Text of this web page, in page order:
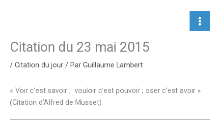
Citation du 23 mai 2015
/ Citation du jour / Par Guillaume Lambert
« Voir c’est savoir ; vouloir c’est pouvoir ; oser c’est avoir »
(Citation d’Alfred de Musset)